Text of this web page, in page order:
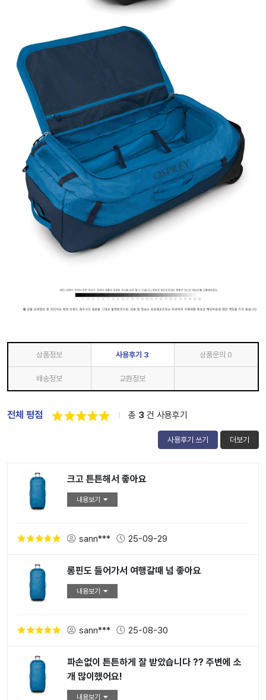
상품정보 사용후기 3 상품문의 0
배송정보 교환정보
전체 평점 총 3 건 사용후기
사용후기 쓰기 더보기
크고 튼튼해서 좋아요
내용보기
sann*** 25-09-29
롱핀도 들어가서 여행갈때 넘 좋아요
내용보기
sann*** 25-08-30
파손없이 튼튼하게 잘 받았습니다 ?? 주변에 소
개 많이했어요!
내용보기